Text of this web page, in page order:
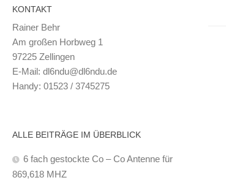
KONTAKT
Rainer Behr
Am großen Horbweg 1
97225 Zellingen
E-Mail: dl6ndu@dl6ndu.de
Handy: 01523 / 3745275
ALLE BEITRÄGE IM ÜBERBLICK
6 fach gestockte Co – Co Antenne für
869,618 MHZ